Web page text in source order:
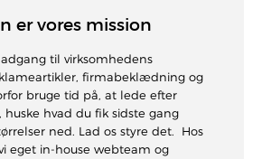
er vores mission
til virksomhedens
firmabeklædning og
bruge tid på, at lede efter
hvad du fik sidste gang
ned. Lad os styre det. Hos
eget in-house webteam og